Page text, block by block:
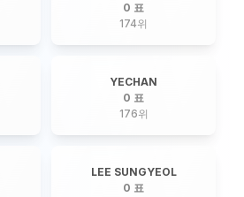
0 표
174위
YECHAN
0 표
176위
LEE SUNGYEOL
0 표